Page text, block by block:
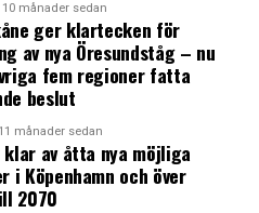
EU-kommissionen om
i topp – enligt EU-
10 månader sedan
ger klartecken för
av nya Öresundståg – nu
fem regioner fatta
beslut
11 månader sedan
av åtta nya möjliga
i Köpenhamn och över
2070